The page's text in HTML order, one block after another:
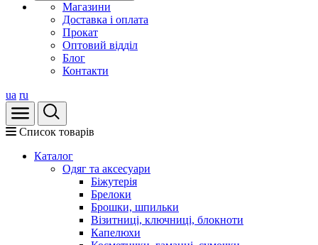
Магазини
Доставка і оплата
Прокат
Оптовий відділ
Блог
Контакти
ua ru
Список товарів
Каталог
Oдяг та аксесуари
Біжутерія
Брелоки
Брошки, шпильки
Візитниці, ключниці, блокноти
Капелюхи